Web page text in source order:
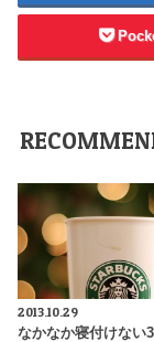
2013.10.29
なかなか寝付けな